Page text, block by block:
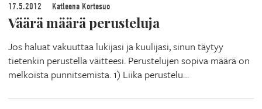
17.5.2012 Katleena Kortesuo
Väärä määrä perusteluja
Jos haluat vakuuttaa lukijasi ja kuulijasi, sinun täytyy
tietenkin perustella väitteesi. Perustelujen sopiva määrä on
melkoista punnitsemista. 1) Liika perustelu…